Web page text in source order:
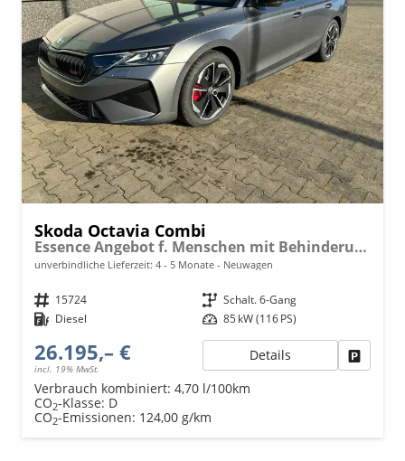
Skoda Octavia Combi
Essence Angebot f. Menschen mit Behinderung ab 50 %! 2.0 TDI 115PS, 2-Zonen-Climatronic, Parksensoren hinten, Radio 10"/Bluetooth/DAB, Tempomat, LED-Scheinwerfer, M-Lederlenkrad, Dachreling, 8x Airbags
unverbindliche Lieferzeit: 4 - 5 Monate Neuwagen
Fahrzeugnr. 15724 Getriebe Schalt. 6-Gang
Kraftstoff Diesel Leistung 85 kW (116 PS)
26.195,– €
incl. 19% MwSt.
Details
Verbrauch kombiniert: 4,70 l/100km
CO2-Klasse: D
CO2-Emissionen: 124,00 g/km